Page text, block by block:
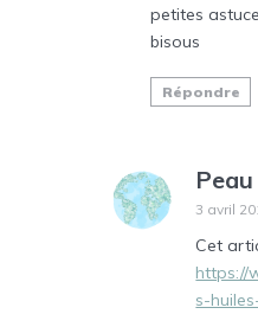
petites
bisous
Répondre
3 avril
Cet
https://
s-